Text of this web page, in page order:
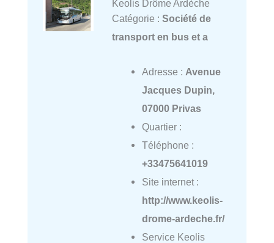
Keolis Drôme Ardèche
Catégorie : Société de
transport en bus et a
Adresse : Avenue
Jacques Dupin,
07000 Privas
Quartier :
Téléphone :
+33475641019
Site internet :
http://www.keolis-
drome-ardeche.fr/
Service Keolis